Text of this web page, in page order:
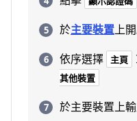
於主要裝置上
依序選擇 主頁
其他裝置
於主要裝置上